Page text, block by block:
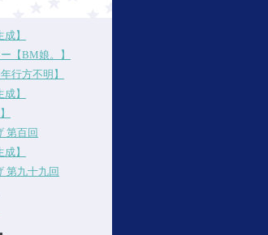
】
【BM娘。】
行方不明】
】
第百回
】
第九十九回